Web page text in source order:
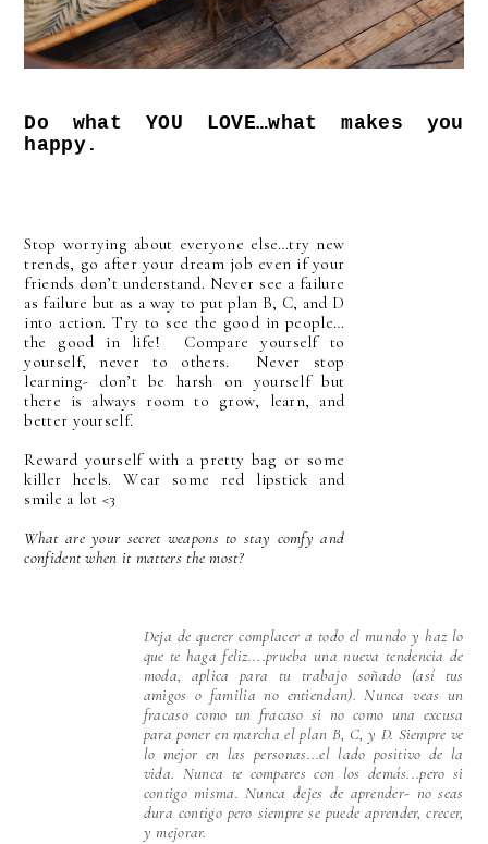
Do what YOU LOVE…what makes you
happy.
Stop worrying about everyone else…try new
trends, go after your dream job even if your
friends don’t understand. Never see a failure
as failure but as a way to put plan B, C, and D
into action. Try to see the good in people…
the good in life! Compare yourself to
yourself, never to others. Never stop
learning- don’t be harsh on yourself but
there is always room to grow, learn, and
better yourself.
Reward yourself with a pretty bag or some
killer heels. Wear some red lipstick and
smile a lot <3
What are your secret weapons to stay comfy and
confident when it matters the most?
Deja de querer complacer a todo el mundo y haz lo
que te haga feliz....prueba una nueva tendencia de
moda, aplica para tu trabajo soñado (así tus
amigos o familia no entiendan). Nunca veas un
fracaso como un fracaso si no como una excusa
para poner en marcha el plan B, C, y D. Siempre ve
lo mejor en las personas...el lado positivo de la
vida. Nunca te compares con los demás...pero si
contigo misma. Nunca dejes de aprender- no seas
dura contigo pero siempre se puede aprender, crecer,
y mejorar.